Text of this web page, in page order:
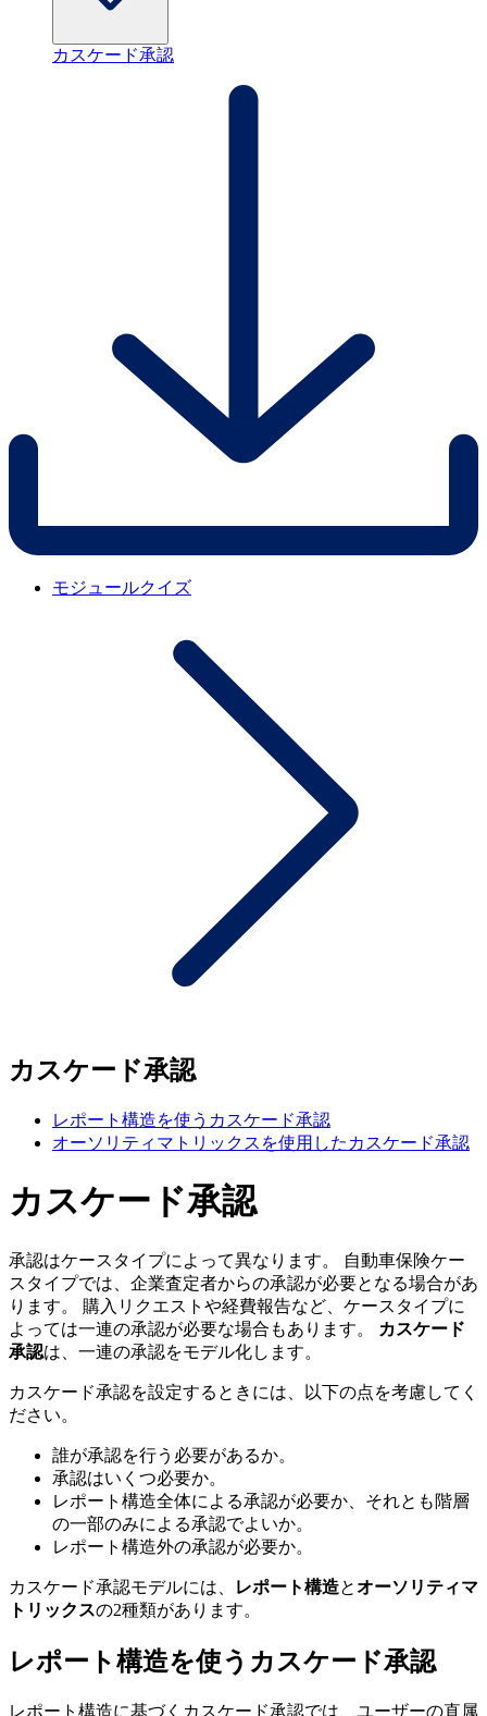
カスケード承認
モジュールクイズ
カスケード承認
レポート構造を使うカスケード承認
オーソリティマトリックスを使用したカスケード承認
カスケード承認
承認はケースタイプによって異なります。 自動車保険ケー
スタイプでは、企業査定者からの承認が必要となる場合があ
ります。 購入リクエストや経費報告など、ケースタイプに
よっては一連の承認が必要な場合もあります。
カスケード
承認は、一連の承認をモデル化します。
カスケード承認を設定するときには、以下の点を考慮してく
ださい。
誰が承認を行う必要があるか。
承認はいくつ必要か。
レポート構造全体による承認が必要か、それとも階層
の一部のみによる承認でよいか。
レポート構造外の承認が必要か。
カスケード承認モデルには、 レポート構造とオーソリティマ
トリックスの2種類があります。
レポート構造を使うカスケード承認
レポート構造に基づくカスケード承認では、ユーザーの直属